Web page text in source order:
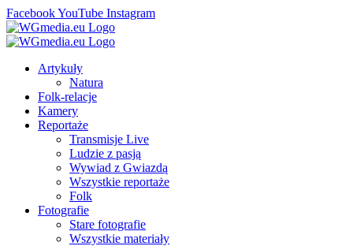
FacebookYouTube Instagram
Artykuły
Natura
Folk-relacje
Kamery
Reportaże
Transmisje Live
Ludzie z pasją
Wywiad z Gwiazdą
Wszystkie reportaże
Folk
Fotografie
Stare fotografie
Wszystkie materiały